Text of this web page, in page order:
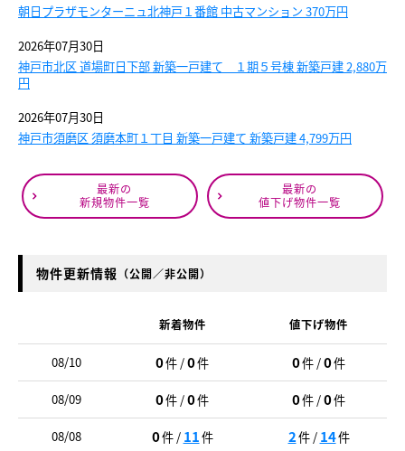
朝日プラザモンターニュ北神戸１番館 中古マンション 370万円
2026年07月30日
神戸市北区 道場町日下部 新築一戸建て １期５号棟 新築戸建 2,880万
円
2026年07月30日
神戸市須磨区 須磨本町１丁目 新築一戸建て 新築戸建 4,799万円
最新の
新規物件一覧
最新の
値下げ物件一覧
物件更新情報 （公開／非公開）
新着物件 値下げ物件
08/10 0件 /0件 0件 /0件
08/09 0件 /0件 0件 /0件
08/08 0件 / 11件 2件 / 14件